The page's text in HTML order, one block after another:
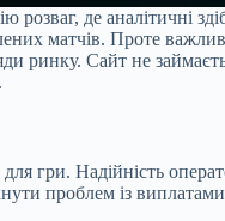
розваг, де аналітичні
матчів. Проте
ринку. Сайт не
Надійність
проблем із